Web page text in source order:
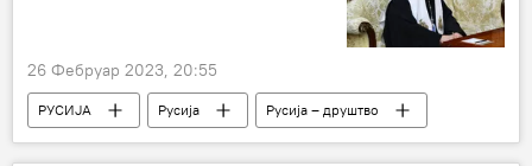
26 Фебруар 2023, 20:55
РУСИЈА Русија Русија – друштво